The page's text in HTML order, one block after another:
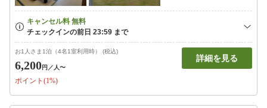
お1人さま1泊（4名1室利用時） (税込)
6,200円 ／人〜
ポイント(1%)
詳細を見る